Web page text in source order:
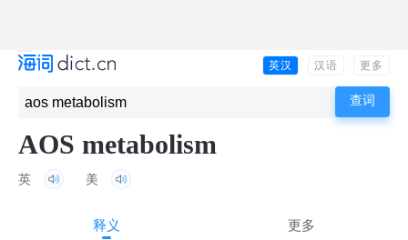
英汉 汉语 更多
AOS metabolism
英 美
释义 更多